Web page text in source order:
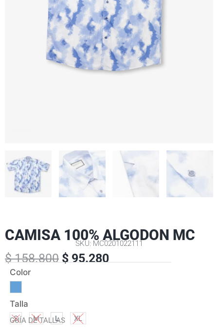
CAMISA 100% ALGODON MC
SKU: MC0201022111
$158.800
precio
original
era:
$ 158.800.
$95.280
El
precio
actual
es:
$ 95.280.
Color
Talla
S M L XL
CAMISA
100%
ALGODON
MC
cantidad
GUÍA DE TALLAS